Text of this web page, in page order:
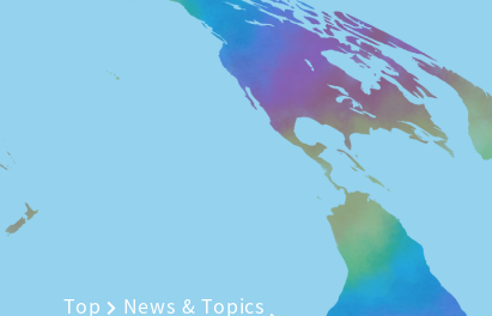
Top News & Topics